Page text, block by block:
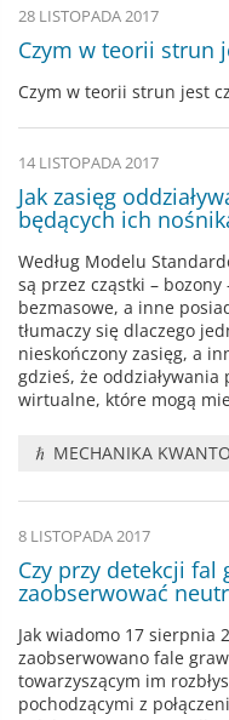
28 LISTOPADA 2017
Czym w teorii strun
Czym w teorii strun jest
14 LISTOPADA 2017
Jak zasięg
będących ich
Według Modelu
są przez cząstki –
bezmasowe, a inne
tłumaczy się dlaczego
nieskończony zasięg, a
gdzieś, że
wirtualne, które mogą
MECHANIKA
8 LISTOPADA 2017
Czy przy detekcji
zaobserwować
Jak wiadomo 17 sierpnia
zaobserwowano fale
towarzyszącym im
pochodzącymi z